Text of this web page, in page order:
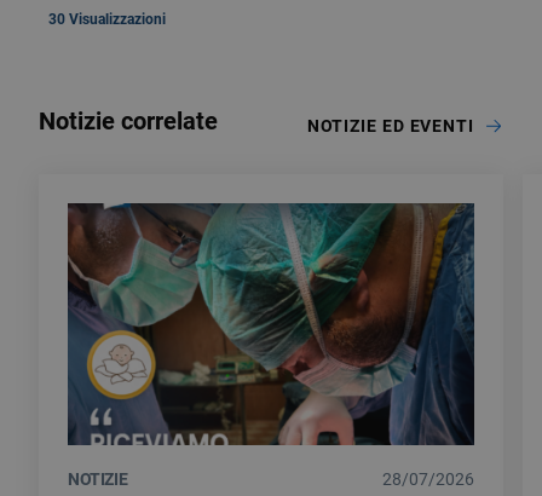
30 Visualizzazioni
Notizie correlate NOTIZIE ED EVENTI
NOTIZIE 28/07/2026